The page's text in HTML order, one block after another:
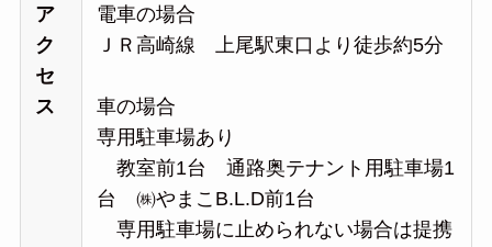
ア
ク
セ
ス
電車の場合
ＪＲ高崎線 上尾駅東口より徒歩約5分
車の場合
専用駐車場あり
教室前1台 通路奥テナント用駐車場1
台 ​​㈱やまこB.L.D前1台
専用駐車場に止められない場合は​提携